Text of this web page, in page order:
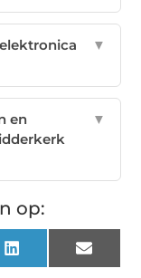
▼
en
▼
op:
LinkedIn Email